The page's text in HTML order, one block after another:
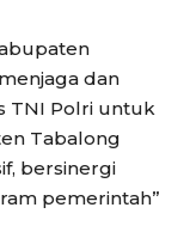
dan
TNI Polri untuk
Tabalong
bersinergi
pemerintah”